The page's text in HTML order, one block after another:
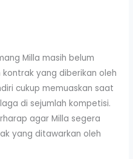
Milla masih belum
yang diberikan oleh
cukup memuaskan saat
di sejumlah kompetisi.
agar Milla segera
yang ditawarkan oleh